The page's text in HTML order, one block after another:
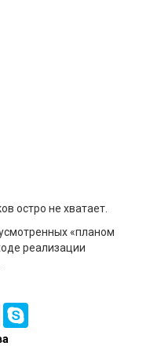
остро не хватает.
«планом
реализации